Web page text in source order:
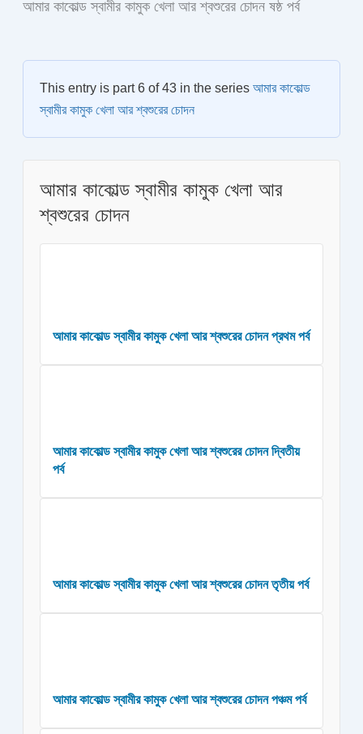
আমার কাকোল্ড স্বামীর কামুক খেলা আর শ্বশুরের চোদন ষষ্ঠ পর্ব
This entry is part 6 of 43 in the series আমার কাকোল্ড
স্বামীর কামুক খেলা আর শ্বশুরের চোদন
আমার কাকোল্ড স্বামীর কামুক খেলা আর
শ্বশুরের চোদন
আমার কাকোল্ড স্বামীর কামুক খেলা আর শ্বশুরের চোদন প্রথম পর্ব
আমার কাকোল্ড স্বামীর কামুক খেলা আর শ্বশুরের চোদন দ্বিতীয়
পর্ব
আমার কাকোল্ড স্বামীর কামুক খেলা আর শ্বশুরের চোদন তৃতীয় পর্ব
আমার কাকোল্ড স্বামীর কামুক খেলা আর শ্বশুরের চোদন পঞ্চম পর্ব